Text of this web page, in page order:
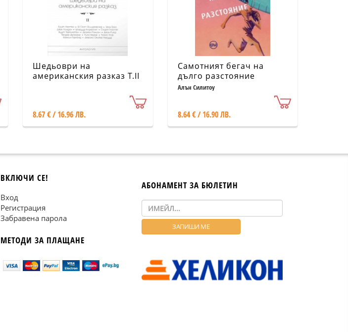
Шедьоври на
американския разказ Т.II
8.67 € / 16.96 ЛВ.
Самотният бегач на
дълго разстояние
Алън Силитоу
8.64 € / 16.90 ЛВ.
ВКЛЮЧИ СЕ!
Вход
Регистрация
Забравена парола
МЕТОДИ ЗА ПЛАЩАНЕ
АБОНАМЕНТ ЗА БЮЛЕТИН